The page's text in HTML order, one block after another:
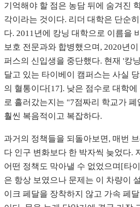
기억해야 할 점은 농담 뒤에 숨겨진
각이라는 것이다. 리더 대학은 단순
다. 2011년에 캉닝 대학으로 이름을
보호 전문과와 합병했으며, 2020년
퍼스의 신입생을 중단했다. 현재 '캉
달고 있는 타이베이 캠퍼스는 사실
의 혈통이다[17]. 낮은 점수로 대학에
로 흘러갔는지는 "7점짜리 학교가
훨씬 복음적이고 복잡하다.
과거의 정책들을 되돌아보면, 매번
다 인구 변화보다 한 박자씩 늦었다.
어떤 정책도 막아낼 수 없었으며[타
은 항상 보였으나 문제는 이 차량이
이크 페달을 장착하지 않고 가속 페